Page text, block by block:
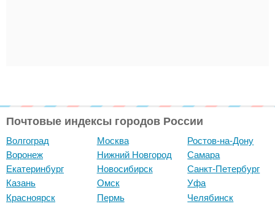
Почтовые индексы городов России
Волгоград
Воронеж
Екатеринбург
Казань
Красноярск
Москва
Нижний Новгород
Новосибирск
Омск
Пермь
Ростов-на-Дону
Самара
Санкт-Петербург
Уфа
Челябинск